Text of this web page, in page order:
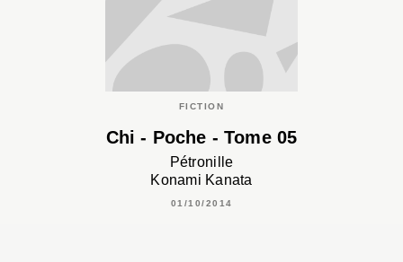
FICTION
Chi - Poche - Tome 05
Pétronille
Konami Kanata
01/10/2014